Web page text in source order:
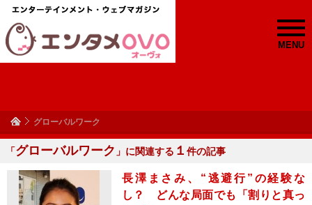
MENU
グローバルワーク
「グローバルワーク 」に関連する １ 件の記事
長澤まさみ、“逃避行”の経験な
し？ どんな局面でも「割りと真っ